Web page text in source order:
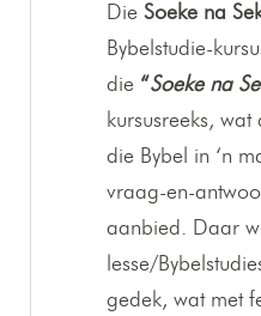
DieSoeke na
Bybelstudie-
die “Soeke na
kursusreeks,
die Bybel in ‘n
vraag-en-
aanbied. Daar
lesse/
gedek, wat met